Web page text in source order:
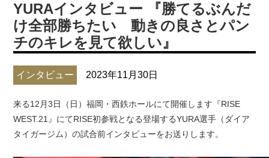
YURAインタビュー 『勝てるぶんだ
け全部勝ちたい 動きの良さとパン
チのキレを見て欲しい』
インタビュー 2023年11月30日
来る12月3日（日）福岡・西鉄ホールにて開催します『RISE
WEST.21』にてRISE初参戦となる登場するYURA選手（ダイア
タイガージム）の試合前インタビューをお送りします。